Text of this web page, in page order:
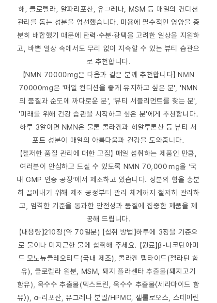
해, 클로렐라, 알파리포산, 유그레나, MSM 등 매일의 컨디션
관리를 돕는 성분을 엄선했습니다. 미용에 필수적인 영양을 충
분히 배합했기 때문에 탄력·수분·광택을 고려한 일상을 지원하
고, 바쁜 일상 속에서도 무리 없이 지속할 수 있는 뷰티 습관으
로 추천합니다.
【NMN 70000mg은 다음과 같은 분께 추천합니다】 NMN
70000mg은 '매일 컨디션을 좋게 유지하고 싶은 분', 'NMN
의 품질과 순도에 까다로운 분', '뷰티 서플리먼트를 찾는 분',
'미래를 위해 건강 습관을 시작하고 싶은 분'에게 추천합니다.
하루 3알이면 NMN은 물론 콜라겐과 히알루론산 등 뷰티 서
포트 성분이 매일의 아름다움과 건강을 도와줍니다.
【철저한 품질 관리에 대한 고집】 매일 섭취하는 제품인 만큼,
여러분이 안심하고 드실 수 있도록 NMN 70,000 mg을 ‘국
내 GMP 인증 공장’에서 제조하고 있습니다. 성분의 힘을 충분
히 끌어내기 위해 제조 공정부터 관리 체계까지 철저히 관리하
고, 엄격한 기준을 통과한 안전성과 품질에 집중한 제품을 제
공해 드립니다.
【내용량】210정(약 70일분) 【섭취 방법】하루에 3정을 기준으
로 물이나 미지근한 물에 섭취해 주세요. 【원료】β-니코틴아미
드 모노뉴클레오티드(국내 제조), 콜라겐 펩타이드(젤라틴 함
유), 클로렐라 원분, MSM, 돼지 플라센타 추출물(돼지고기
함유), 옥수수 추출물(덱스트린, 옥수수 추출물〈세라마이드 함
유〉), α-리포산, 유그레나 분말/HPMC, 셀룰로오스, 스테아린